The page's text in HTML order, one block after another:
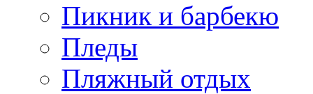
Пикник и барбекю
Пледы
Пляжный отдых